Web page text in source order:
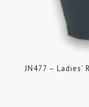
JN477 –